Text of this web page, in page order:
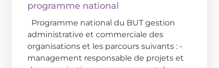
programme national
Programme national du BUT gestion
administrative et commerciale des
organisations et les parcours suivants : -
management responsable de projets et